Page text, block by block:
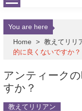
You are here
Home
> 教えてリリ
的に良くないですか？
アンティーク
すか？
教えてリリアン